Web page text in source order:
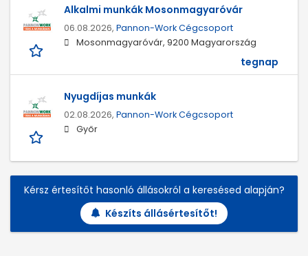
Alkalmi munkák Mosonmagyaróvár
06.08.2026, Pannon-Work Cégcsoport
Mosonmagyaróvár, 9200 Magyarország
tegnap
Nyugdíjas munkák
02.08.2026, Pannon-Work Cégcsoport
Győr
Kérsz értesítőt hasonló állásokról a keresésed alapján?
Készíts állásértesítőt!